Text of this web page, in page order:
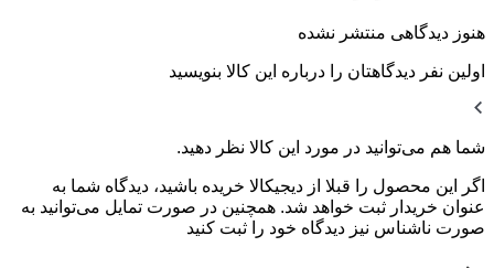
هنوز دیدگاهی منتشر نشده
اولین نفر دیدگاهتان را درباره این کالا بنویسید
شما هم می‌توانید در مورد این کالا نظر دهید.
اگر این محصول را قبلا از دیجیکالا خریده باشید، دیدگاه شما به
عنوان خریدار ثبت خواهد شد. همچنین در صورت تمایل می‌توانید به
صورت ناشناس نیز دیدگاه خود را ثبت کنید